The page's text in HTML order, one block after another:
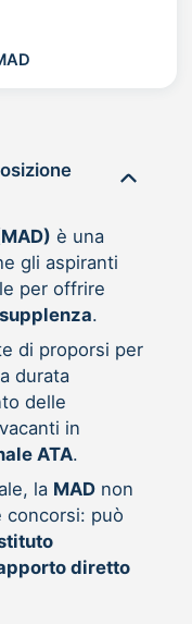
è una
gli aspiranti
per offrire
.
di proporsi per
durata
delle
in
ATA.
la MADnon
concorsi: può
diretto